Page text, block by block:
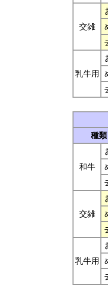
交雑
乳牛用
種類
和牛
交雑
乳牛用